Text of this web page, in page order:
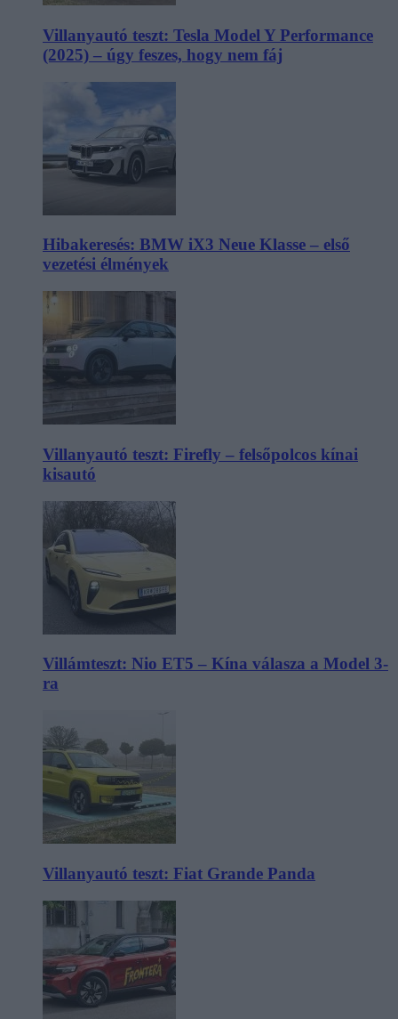
Villanyautó teszt: Tesla Model Y Performance
(2025) – úgy feszes, hogy nem fáj
Hibakeresés: BMW iX3 Neue Klasse – első
vezetési élmények
Villanyautó teszt: Firefly – felsőpolcos kínai
kisautó
Villámteszt: Nio ET5 – Kína válasza a Model 3-
ra
Villanyautó teszt: Fiat Grande Panda